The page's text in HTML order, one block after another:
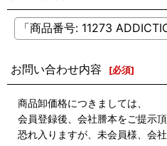
お問い合わせ内容 [必須]
商品卸価格につきましては、
会員登録後、会社謄本をご提示
恐れ入りますが、未会員様、会